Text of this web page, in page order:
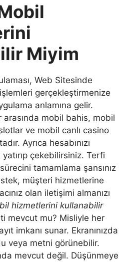
Miyim
Web Sitesinde
gerçekleştirmenize
anlamına gelir.
mobil bahis, mobil
ve mobil canlı casino
Ayrıca hesabınızı
çekebilirsiniz. Terfi
tamamlama şansınız
müşteri hizmetlerine
olan iletişimi almanızı
hizmetlerini kullanabilir
mevcut mu? Misliyle her
imkanı sunar. Ekranınızda
veya metni görünebilir.
mevcut değil. Düşünmeye